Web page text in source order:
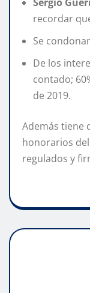
Sergio
recordar
Se
De los
contado;
de 2019.
Además tiene
honorarios
regulados y